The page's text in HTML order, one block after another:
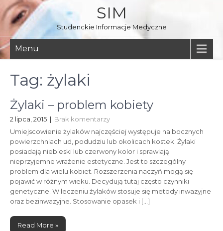
Skip
to
content
SIM
Studenckie Informacje Medyczne
Menu
Tag: żylaki
Żylaki – problem kobiety
2 lipca, 2015 | Brak komentarzy
Umiejscowienie żylaków najczęściej występuje na bocznych
powierzchniach ud, podudziu lub okolicach kostek. Żylaki
posiadają niebieski lub czerwony kolor i sprawiają
nieprzyjemne wrażenie estetyczne. Jest to szczególny
problem dla wielu kobiet. Rozszerzenia naczyń mogą się
pojawić w różnym wieku. Decydują tutaj często czynniki
genetyczne. W leczeniu żylaków stosuje się metody inwazyjne
oraz bezinwazyjne. Stosowanie opasek i […]
Read More »